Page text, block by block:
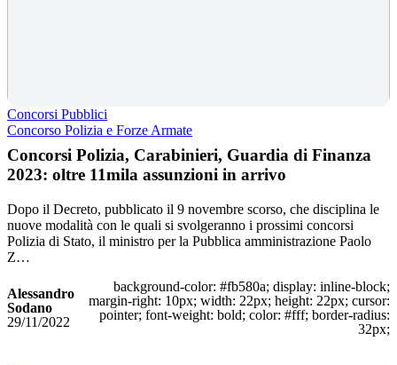
Concorsi Pubblici
Concorso Polizia e Forze Armate
Concorsi Polizia, Carabinieri, Guardia di Finanza
2023: oltre 11mila assunzioni in arrivo
Dopo il Decreto, pubblicato il 9 novembre scorso, che disciplina le
nuove modalità con le quali si svolgeranno i prossimi concorsi
Polizia di Stato, il ministro per la Pubblica amministrazione Paolo
Z…
Alessandro
Sodano
29/11/2022
background-color: #fb580a; display: inline-block;
margin-right: 10px; width: 22px; height: 22px; cursor:
pointer; font-weight: bold; color: #fff; border-radius:
32px;